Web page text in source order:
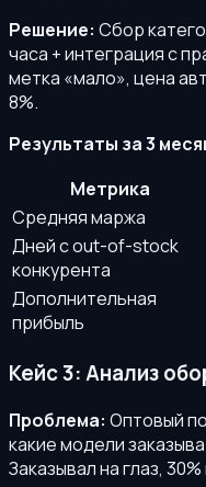
Решение: Сбор
часа + интеграция с
метка «мало», цена
8%.
Результаты за 3
Метрика
Средняя маржа
Дней с out-of-stock
конкурента
Дополнительная
прибыль
Кейс 3: Анализ
Проблема: Оптовый
какие модели
Заказывал на глаз,